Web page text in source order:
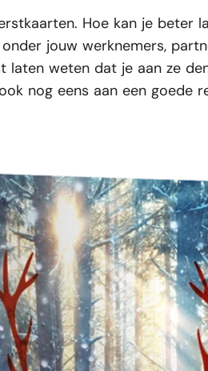
. Hoe kan je beter
jouw werknemers,
weten dat je aan ze
nog eens aan een goede